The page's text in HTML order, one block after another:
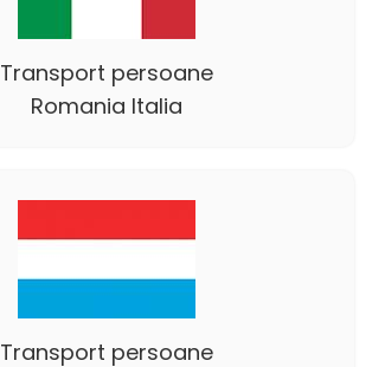
Transport persoane
Romania Italia
Transport persoane